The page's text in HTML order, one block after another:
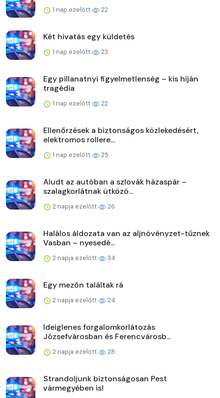
1 nap ezelőtt 22
Két hivatás egy küldetés
1 nap ezelőtt 23
Egy pillanatnyi figyelmetlenség – kis híján
tragédia
1 nap ezelőtt 22
Ellenőrzések a biztonságos közlekedésért,
elektromos rollere...
1 nap ezelőtt 25
Aludt az autóban a szlovák házaspár –
szalagkorlátnak ütközö...
2 napja ezelőtt 26
Halálos áldozata van az aljnövényzet-tűznek
Vasban – nyesedé...
2 napja ezelőtt 34
Egy mezőn találtak rá
2 napja ezelőtt 24
Ideiglenes forgalomkorlátozás
Józsefvárosban és Ferencvárosb...
2 napja ezelőtt 28
Strandoljunk biztonságosan Pest
vármegyében is!